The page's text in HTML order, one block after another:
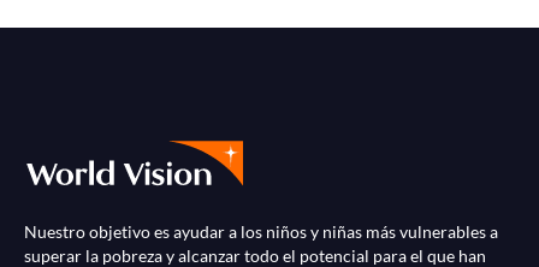
Nuestro objetivo es ayudar a los niños y niñas más vulnerables a
superar la pobreza y alcanzar todo el potencial para el que han